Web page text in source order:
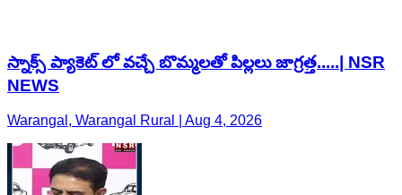
స్నాక్స్ ప్యాకెట్ లో వచ్చే బొమ్మలతో పిల్లలు జాగ్రత్త.....| NSR
NEWS
Warangal, Warangal Rural | Aug 4, 2026